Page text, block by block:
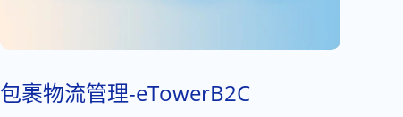
包裹物流管理-eTowerB2C